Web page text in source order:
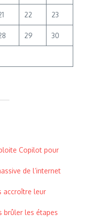
22 23
29 30
Copilot pour
de l’internet
accroître leur
brûler les étapes